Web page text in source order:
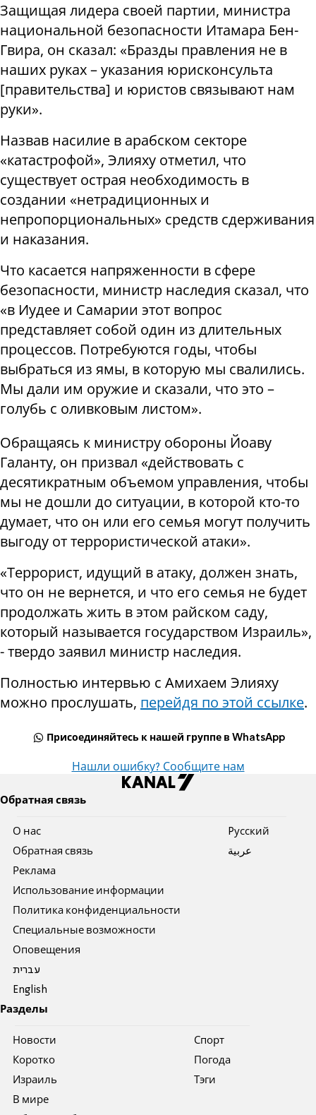
Защищая лидера своей партии, министра
национальной безопасности Итамара Бен-
Гвира, он сказал: «Бразды правления не в
наших руках – указания юрисконсульта
[правительства] и юристов связывают нам
руки».
Назвав насилие в арабском секторе
«катастрофой», Элияху отметил, что
существует острая необходимость в
создании «нетрадиционных и
непропорциональных» средств сдерживания
и наказания.
Что касается напряженности в сфере
безопасности, министр наследия сказал, что
«в Иудее и Самарии этот вопрос
представляет собой один из длительных
процессов. Потребуются годы, чтобы
выбраться из ямы, в которую мы свалились.
Мы дали им оружие и сказали, что это –
голубь с оливковым листом».
Обращаясь к министру обороны Йоаву
Галанту, он призвал «действовать с
десятикратным объемом управления, чтобы
мы не дошли до ситуации, в которой кто-то
думает, что он или его семья могут получить
выгоду от террористической атаки».
«Террорист, идущий в атаку, должен знать,
что он не вернется, и что его семья не будет
продолжать жить в этом райском саду,
который называется государством Израиль»,
- твердо заявил министр наследия.
Полностью интервью с Амихаем Элияху
можно прослушать, перейдя по этой ссылке.
Присоединяйтесь к нашей группе в WhatsApp
Нашли ошибку? Сообщите нам
Обратная связь
О нас
Обратная связь
Реклама
Использование информации
Политика конфиденциальности
Специальные возможности
Оповещения
עברית
English
Pусский
عربية
Разделы
Новости
Коротко
Израиль
В мире
Спорт
Погода
Тэги